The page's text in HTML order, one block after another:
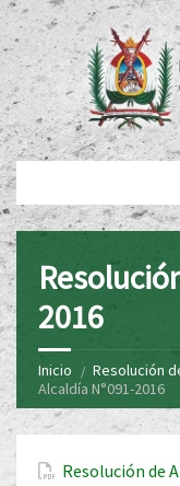
2016
Inicio Resolución
Alcaldía N°091-2016
Resolución de